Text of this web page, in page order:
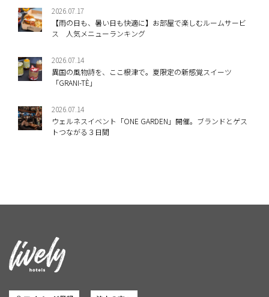
2026.07.17
【雨の日も、暑い日も快適に】お部屋で楽しむルームサービ
ス 人気メニューランキング
2026.07.14
異国の風物詩を、ここ根津で。夏限定の新感覚スイーツ
「GRANI-TÈ」
2026.07.14
ウェルネスイベント「ONE GARDEN」開催。ブランドとゲス
トつながる３日間